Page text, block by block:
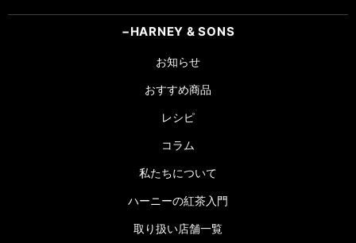
HARNEY & SONS
お知らせ
おすすめ商品
レシピ
コラム
私たちについて
ハーニーの紅茶入門
取り扱い店舗一覧